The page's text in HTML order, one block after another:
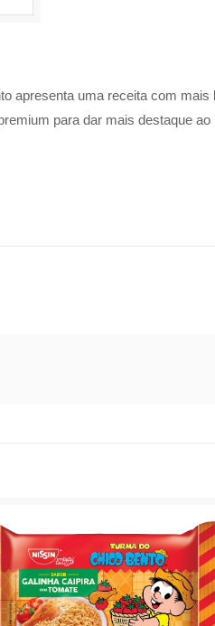
apresenta uma receita com mais
para dar mais destaque ao